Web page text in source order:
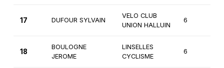
17 DUFOUR SYLVAIN
VELO CLUB
UNION HALLUIN
6
18
BOULOGNE
JEROME
LINSELLES
CYCLISME
6